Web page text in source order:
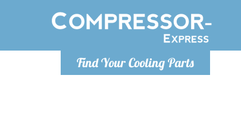
Find Your Cooling Parts